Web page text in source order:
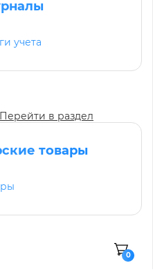
учета
Перейти в раздел
товары
0